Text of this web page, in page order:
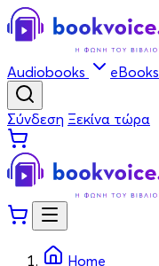
Audiobooks eBooks
Σύνδεση Ξεκίνα τώρα
Home